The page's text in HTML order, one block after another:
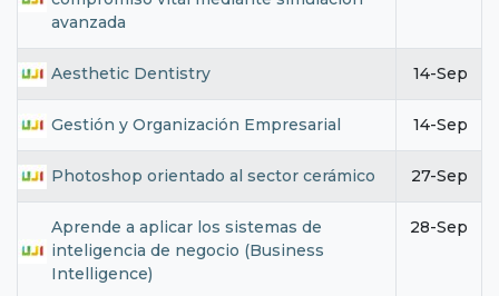
avanzada
Aesthetic Dentistry 14-Sep
Gestión y Organización Empresarial 14-Sep
Photoshop orientado al sector cerámico 27-Sep
Aprende a aplicar los sistemas de
inteligencia de negocio (Business
Intelligence)
28-Sep